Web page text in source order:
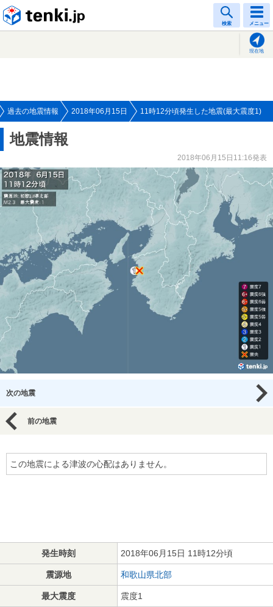
検索 メニュー
現在地
過去の地震情報 2018年06月15日 11時12分頃発生した地震(最大震度1)
地震情報
2018年06月15日11:16発表
次の地震
前の地震
この地震による津波の心配はありません。
発生時刻 2018年06月15日 11時12分頃
震源地 和歌山県北部
最大震度 震度1